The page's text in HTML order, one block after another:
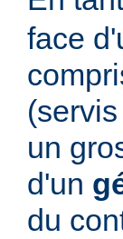
face
un
d'un
du